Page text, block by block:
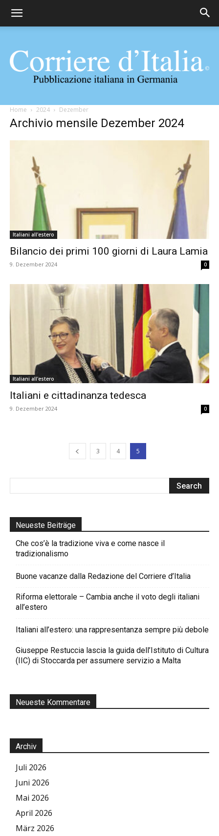
Corriere
Home 2024 Dezember
Archivio mensile Dezember 2024
Italiani all'estero
Bilancio dei primi 100 giorni di Laura Lamia
9. Dezember 2024 0
Italiani all'estero
Italiani e cittadinanza tedesca
9. Dezember 2024 0
3 4 5
Neueste Beiträge
Che cos’è la tradizione viva e come nasce il
tradizionalismo
Buone vacanze dalla Redazione del Corriere d’Italia
Riforma elettorale – Cambia anche il voto degli italiani
all’estero
Italiani all’estero: una rappresentanza sempre più debole
Giuseppe Restuccia lascia la guida dell’Istituto di Cultura
(IIC) di Stoccarda per assumere servizio a Malta
Neueste Kommentare
Archiv
Juli 2026
Juni 2026
Mai 2026
April 2026
März 2026